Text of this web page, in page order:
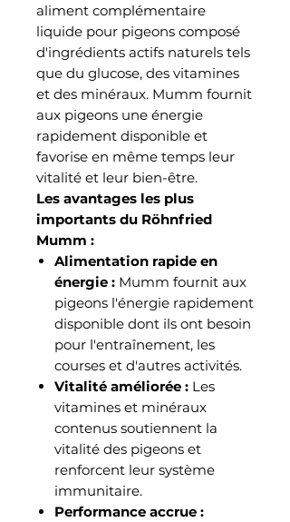
aliment complémentaire
liquide pour pigeons composé
d'ingrédients actifs naturels tels
que du glucose, des vitamines
et des minéraux. Mumm fournit
aux pigeons une énergie
rapidement disponible et
favorise en même temps leur
vitalité et leur bien-être.
Les avantages les plus
importants du Röhnfried
Mumm :
Alimentation rapide en
énergie : Mumm fournit aux
pigeons l'énergie rapidement
disponible dont ils ont besoin
pour l'entraînement, les
courses et d'autres activités.
Vitalité améliorée : Les
vitamines et minéraux
contenus soutiennent la
vitalité des pigeons et
renforcent leur système
immunitaire.
Performance accrue :